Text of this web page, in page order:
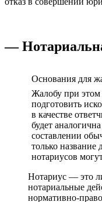
—
Основания для
Жалобу при этом
подготовить
в качестве
будет
составлении
только
нотариусов
Нотариус — это
нотариальные
нормативно-